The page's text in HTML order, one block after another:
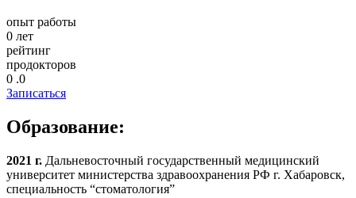
опыт работы
0 лет
рейтинг
продокторов
0 .0
Записаться
Образование:
2021 г. Дальневосточный государственный медицинский
университет министерства здравоохранения РФ г. Хабаровск,
специальность “стоматология”